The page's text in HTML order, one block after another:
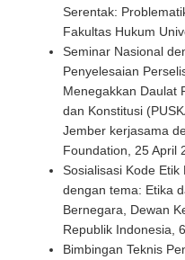
Serentak:
Fakultas Hukum
Seminar Nasional
Penyelesaian
Menegakkan Daulat
dan Konstitusi
Jember kerjasama
Foundation, 25 April
Sosialisasi Kode
dengan tema: Etika
Bernegara, Dewan
Republik Indonesia,
Bimbingan Teknis